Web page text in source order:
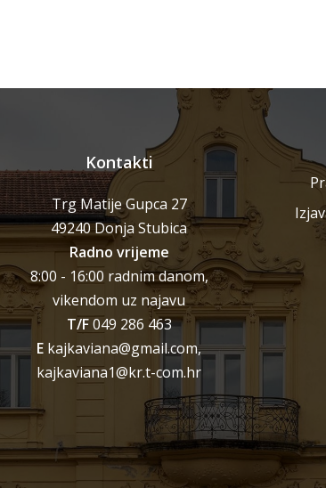
Kontakti
Trg Matije Gupca 27
49240 Donja Stubica
Radno vrijeme
8:00 - 16:00 radnim danom,
vikendom uz najavu
T/F049 286 463
E kajkaviana@gmail.com,
kajkaviana1@kr.t-com.hr